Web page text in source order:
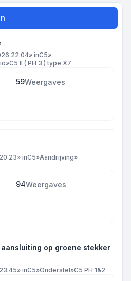
22:04» inC5»
»C5 II ( PH 3 ) type X7
59Weergaves
» inC5»Aandrijving»
94Weergaves
op groene stekker
» inC5»Onderstel»C5 PH 1&2